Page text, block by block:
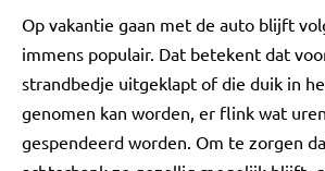
Op vakantie gaan met de auto blijft
immens populair. Dat betekent dat
strandbedje uitgeklapt of die duik in
genomen kan worden, er flink wat
gespendeerd worden. Om te zorgen